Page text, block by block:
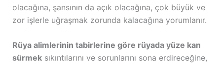
olacağına, şansının da açık olacağına, çok büyük ve
zor işlerle uğraşmak zorunda kalacağına yorumlanır.
Rüya alimlerinin tabirlerine göre rüyada yüze kan
sürmeksıkıntılarını ve sorunlarını sona erdireceğine,